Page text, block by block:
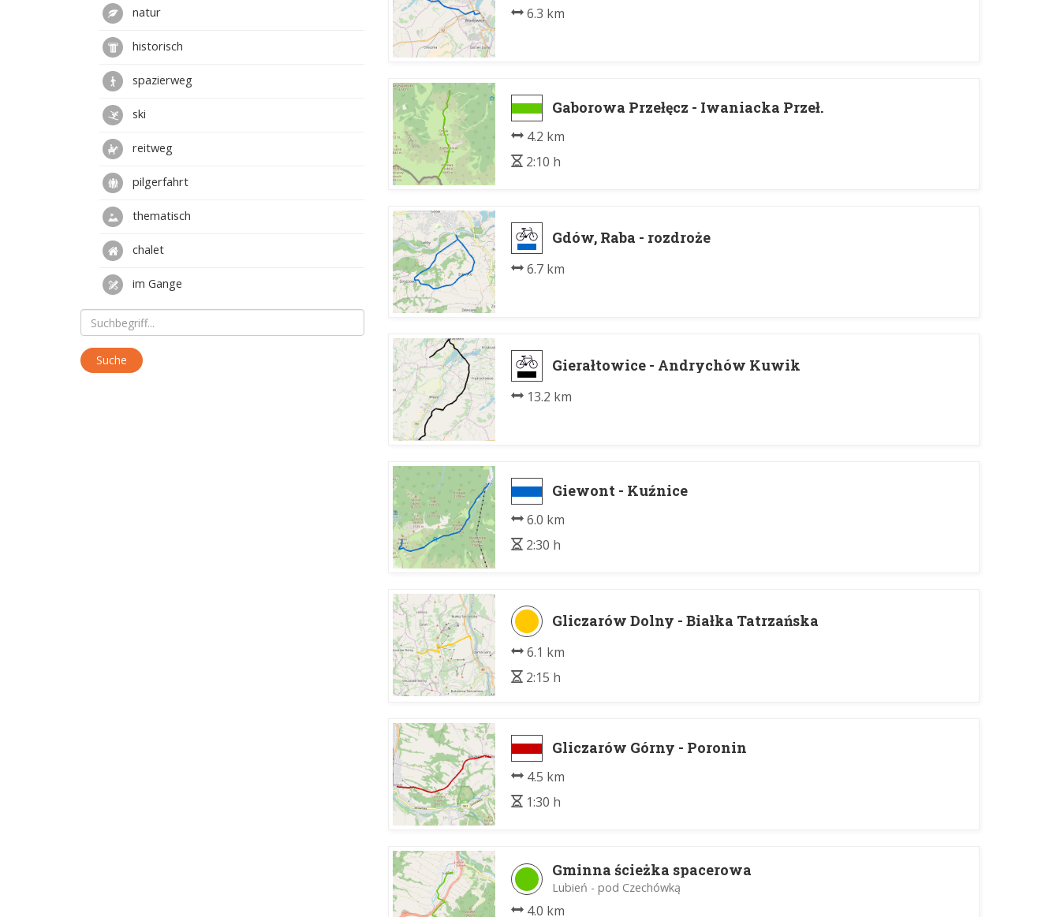
6.3 km
Gaborowa Przełęcz - Iwaniacka Przeł.
4.2 km
2:10 h
Gdów, Raba - rozdroże
6.7 km
Gierałtowice - Andrychów Kuwik
13.2 km
Giewont - Kuźnice
6.0 km
2:30 h
Gliczarów Dolny - Białka Tatrzańska
6.1 km
2:15 h
Gliczarów Górny - Poronin
4.5 km
1:30 h
Gminna ścieżka spacerowa
Lubień - pod Czechówką
4.0 km
natur
historisch
spazierweg
ski
reitweg
pilgerfahrt
thematisch
chalet
im Gange